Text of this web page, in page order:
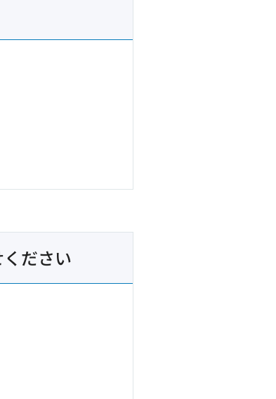
ださい